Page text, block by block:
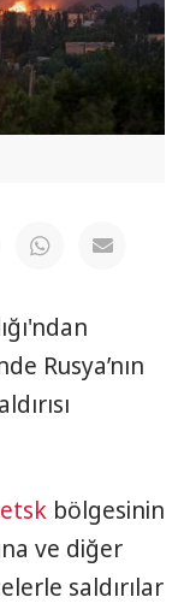
Rusya’nın
bölgesinin
ve diğer
saldırılar